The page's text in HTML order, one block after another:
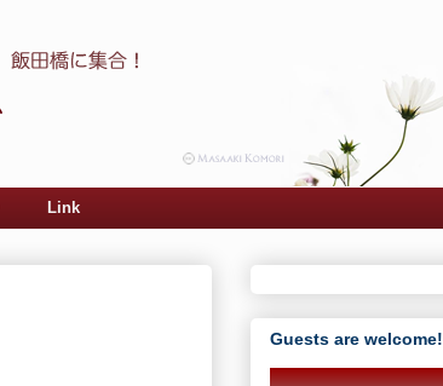
Link
Guests are welcome!